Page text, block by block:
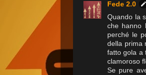
Fede 2.0
Quando la
che hanno
perché le
della prima
fatto gola a
clamoroso
Se pure